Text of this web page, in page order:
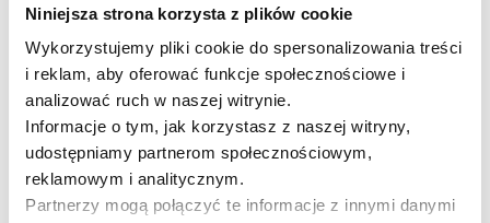
Niniejsza strona korzysta z plików cookie
Wykorzystujemy pliki cookie do spersonalizowania treści
i reklam, aby oferować funkcje społecznościowe i
analizować ruch w naszej witrynie.
Informacje o tym, jak korzystasz z naszej witryny,
udostępniamy partnerom społecznościowym,
reklamowym i analitycznym.
Partnerzy mogą połączyć te informacje z innymi danymi
Najczęściej kupowane
Poruszanie się po elementach karuzeli jest możliwe za pomocą
Naciśnij, aby pominąć karuzelę
Naciśnij, aby przejść do nawigacji karuzeli